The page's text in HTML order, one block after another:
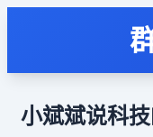
小斌斌说科